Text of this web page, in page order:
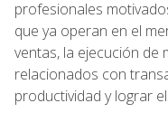
profesionales
que ya operan en el
ventas, la ejecución de
relacionados con
productividad y lograr